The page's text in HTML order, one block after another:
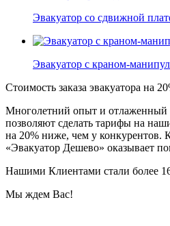
Эвакуатор со сдвижной
Эвакуатор с краном-
Стоимость заказа эвакуатора на
Многолетний опыт и отлаженный
позволяют сделать тарифы на
на 20% ниже, чем у конкурентов.
«Эвакуатор Дешево» оказывает
Нашими Клиентами стали более
Мы ждем Вас!